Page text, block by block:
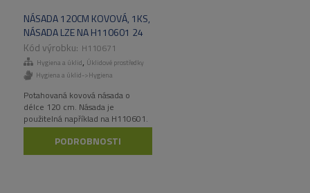
NÁSADA 120CM KOVOVÁ, 1KS,
NÁSADA LZE NA H110601 24
KS/KRT
H110671
Hygiena a úklid, Úklidové prostředky
Hygiena a úklid->Hygiena
Potahovaná kovová násada o
délce 120 cm. Násada je
použitelná například na H110601.
PODROBNOSTI